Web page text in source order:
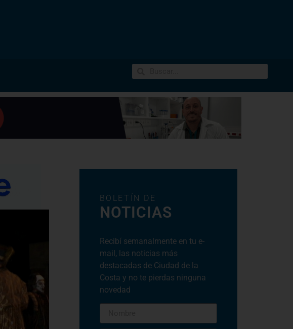
BOLETÍN DE
NOTICIAS
Recibí semanalmente en tu e-
mail, las noticias más
destacadas de Ciudad de la
Costa y no te pierdas ninguna
novedad